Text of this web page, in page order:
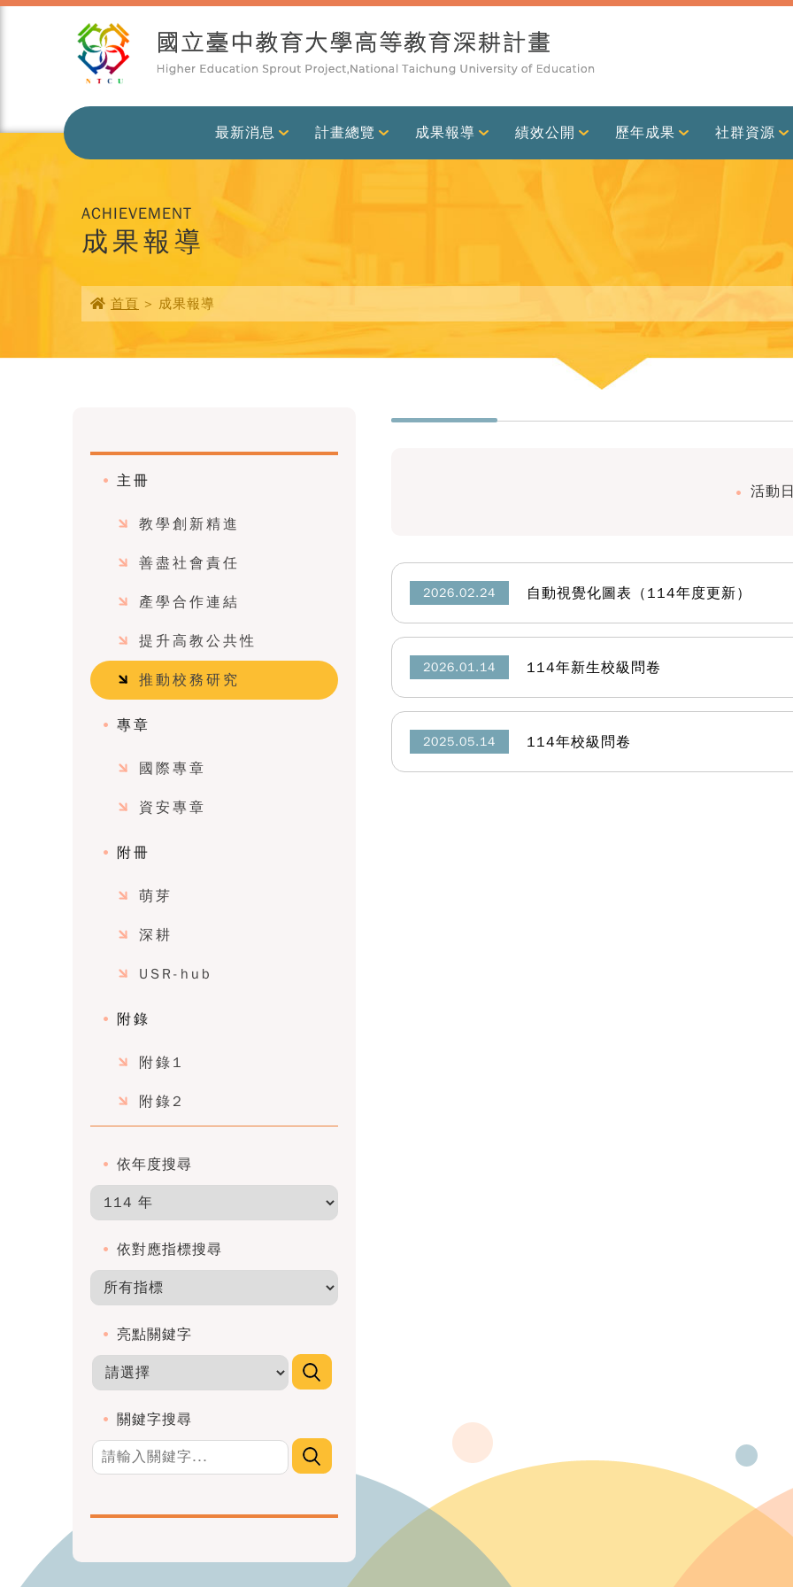
最新消息 計畫總覽 成果報導 績效公開 歷年成果 社群資源
ACHIEVEMENT
成果報導
首頁 > 成果報導
主冊
教學創新精進
善盡社會責任
產學合作連結
提升高教公共性
推動校務研究
專章
國際專章
資安專章
附冊
萌芽
深耕
USR-hub
附錄
附錄1
附錄2
依年度搜尋
依對應指標搜尋
亮點關鍵字
關鍵字搜尋
活動
2026.02.24 自動視覺化圖表（114年度更新）
2026.01.14 114年新生校級問卷
2025.05.14 114年校級問卷